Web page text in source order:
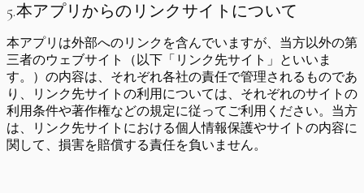
5.本アプリからのリンクサイトについて
本アプリは外部へのリンクを含んでいますが、当方以外の第
三者のウェブサイト（以下「リンク先サイト」といいま
す。）の内容は、それぞれ各社の責任で管理されるものであ
り、リンク先サイトの利用については、それぞれのサイトの
利用条件や著作権などの規定に従ってご利用ください。当方
は、リンク先サイトにおける個人情報保護やサイトの内容に
関して、損害を賠償する責任を負いません。